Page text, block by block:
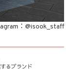
ITEM： @isook_staff
るブランド